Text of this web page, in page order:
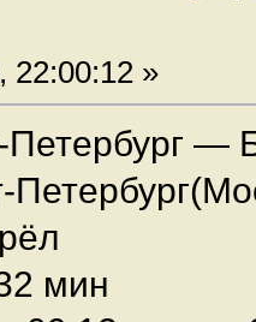
22:00:12 »
—
мин